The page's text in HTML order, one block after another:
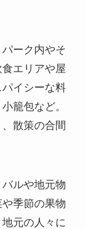
ーク内やそ
エリアや屋
イシーな料
籠包など。
散策の合間
ルや地元物
季節の果物
元の人々に